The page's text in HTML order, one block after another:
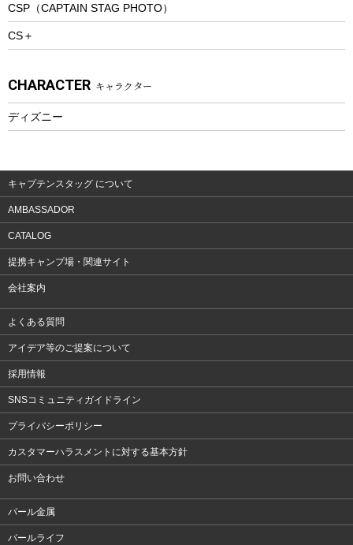
プレイグッズ
ウェルネス
ウェア、タオル
ウェア
CSP（CAPTAIN STAG PHOTO）
CS＋
CHARACTER キャラクター
ディズニー
キャプテンスタッグ について
AMBASSADOR
CATALOG
提携キャンプ場・関連サイト
会社案内
よくある質問
アイデア等のご提案について
採用情報
SNSコミュニティガイドライン
プライバシーポリシー
カスタマーハラスメントに対する基本方針
お問い合わせ
パール金属
パールライフ